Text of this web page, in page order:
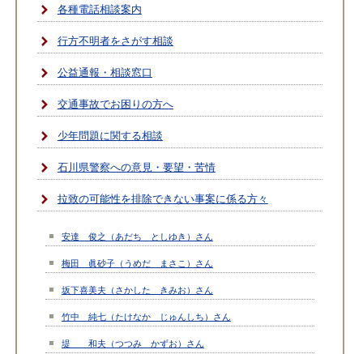
各種電話相談案内
行方不明者をさがす相談
公益通報・相談窓口
交通事故でお困りの方へ
少年問題に関する相談
石川県警察への意見・要望・苦情
拉致の可能性を排除できない事案に係る方々
安達 俊之（あだち としゆき）さん
梅田 眞砂子（うめだ まさこ）さん
坂下喜美夫（さかした きみお）さん
竹中 純七（たけなか じゅんしち）さん
堤 和夫（つつみ かずお）さん